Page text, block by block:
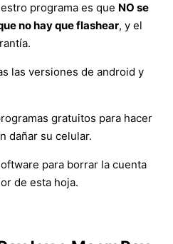
programa es que NO se
no hay que flashear, y el
las versiones de android y
gratuitos para hacer
dañar su celular.
para borrar la cuenta
de esta hoja.